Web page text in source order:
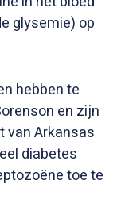
glysemie) op
hebben te
en zijn
van Arkansas
diabetes
toe te